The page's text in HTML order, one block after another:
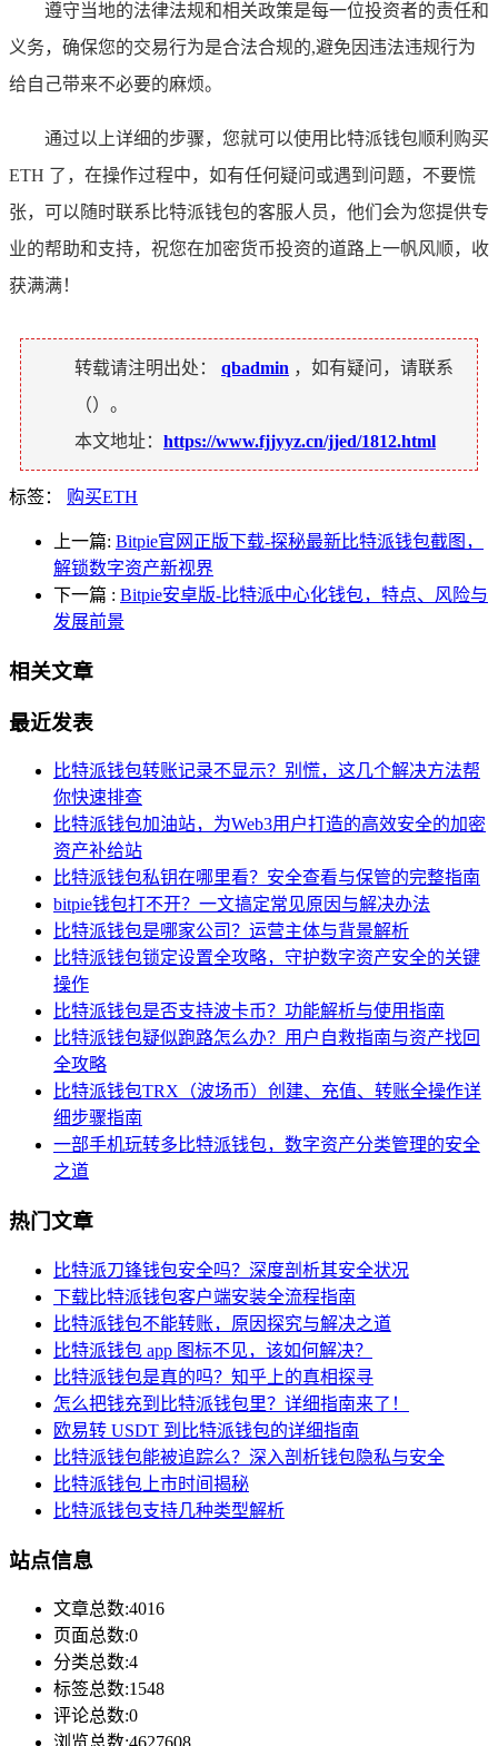
遵守当地的法律法规和相关政策是每一位投资者的责任和
义务，确保您的交易行为是合法合规的,避免因违法违规行为
给自己带来不必要的麻烦。
通过以上详细的步骤，您就可以使用比特派钱包顺利购买
ETH 了，在操作过程中，如有任何疑问或遇到问题，不要慌
张，可以随时联系比特派钱包的客服人员，他们会为您提供专
业的帮助和支持，祝您在加密货币投资的道路上一帆风顺，收
获满满！
转载请注明出处： qbadmin ，如有疑问，请联系
（）。
本文地址： https://www.fjjyyz.cn/jjed/1812.html
标签： 购买ETH
上一篇: Bitpie官网正版下载-探秘最新比特派钱包截图，
解锁数字资产新视界
下一篇 : Bitpie安卓版-比特派中心化钱包，特点、风险与
发展前景
相关文章
最近发表
比特派钱包转账记录不显示？别慌，这几个解决方法帮
你快速排查
比特派钱包加油站，为Web3用户打造的高效安全的加密
资产补给站
比特派钱包私钥在哪里看？安全查看与保管的完整指南
bitpie钱包打不开？一文搞定常见原因与解决办法
比特派钱包是哪家公司？运营主体与背景解析
比特派钱包锁定设置全攻略，守护数字资产安全的关键
操作
比特派钱包是否支持波卡币？功能解析与使用指南
比特派钱包疑似跑路怎么办？用户自救指南与资产找回
全攻略
比特派钱包TRX（波场币）创建、充值、转账全操作详
细步骤指南
一部手机玩转多比特派钱包，数字资产分类管理的安全
之道
热门文章
比特派刀锋钱包安全吗？深度剖析其安全状况
下载比特派钱包客户端安装全流程指南
比特派钱包不能转账，原因探究与解决之道
比特派钱包 app 图标不见，该如何解决？
比特派钱包是真的吗？知乎上的真相探寻
怎么把钱充到比特派钱包里？详细指南来了！
欧易转 USDT 到比特派钱包的详细指南
比特派钱包能被追踪么？深入剖析钱包隐私与安全
比特派钱包上市时间揭秘
比特派钱包支持几种类型解析
站点信息
文章总数:4016
页面总数:0
分类总数:4
标签总数:1548
评论总数:0